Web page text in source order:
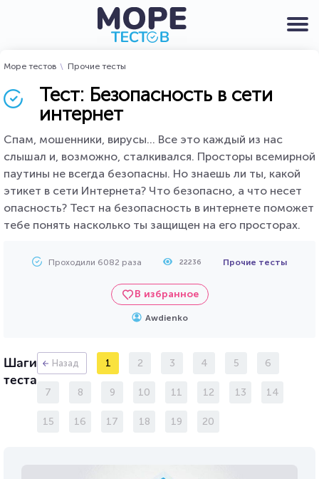
Море тестов Прочие тесты
Тест: Безопасность в сети
интернет
Спам, мошенники, вирусы... Все это каждый из нас
слышал и, возможно, сталкивался. Просторы всемирной
паутины не всегда безопасны. Но знаешь ли ты, какой
этикет в сети Интернета? Что безопасно, а что несет
опасность? Тест на безопасность в интернете поможет
тебе понять насколько ты защищен на его просторах.
Проходили 6082 раза 22236 Прочие тесты
В избранное
Awdienko
Шаги
теста
Назад 1 2 3 4 5 6
7 8 9 10 11 12 13 14
15 16 17 18 19 20